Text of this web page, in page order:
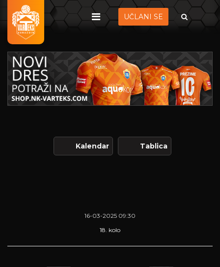
UČLANI SE
Kalendar Tablica
16-03-2025 09:30
18. kolo